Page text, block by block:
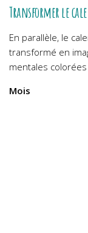
Transformer le
En parallèle, le
transformé en
mentales
Mois